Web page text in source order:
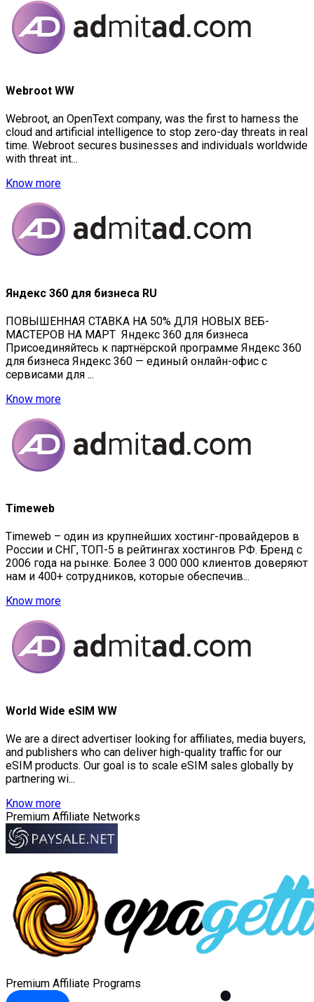
Webroot WW
Webroot, an OpenText company, was the first to harness the
cloud and artificial intelligence to stop zero-day threats in real
time. Webroot secures businesses and individuals worldwide
with threat int...
Know more
Яндекс 360 для бизнеса RU
ПОВЫШЕННАЯ СТАВКА НА 50% ДЛЯ НОВЫХ ВЕБ-
МАСТЕРОВ НА МАРТ Яндекс 360 для бизнеса
Присоединяйтесь к партнёрской программе Яндекс 360
для бизнеса Яндекс 360 — единый онлайн-офис с
сервисами для ...
Know more
Timeweb
Timeweb – один из крупнейших хостинг-провайдеров в
России и СНГ, ТОП-5 в рейтингах хостингов РФ. Бренд с
2006 года на рынке. Более 3 000 000 клиентов доверяют
нам и 400+ сотрудников, которые обеспечив...
Know more
World Wide eSIM WW
We are a direct advertiser looking for affiliates, media buyers,
and publishers who can deliver high-quality traffic for our
eSIM products. Our goal is to scale eSIM sales globally by
partnering wi...
Know more
Premium Affiliate Networks
Premium Affiliate Programs